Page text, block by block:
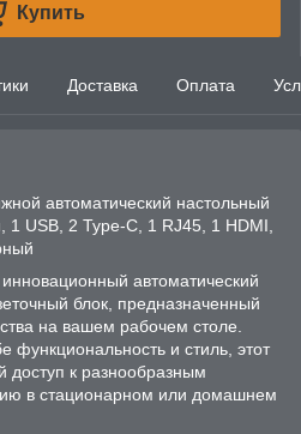
Купить
Доставка Оплата
автоматический настольный
1 USB, 2 Type-C, 1 RJ45, 1 HDMI,
автоматический
блок, предназначенный
на вашем рабочем столе.
функциональность и стиль, этот
доступ к разнообразным
в стационарном или домашнем